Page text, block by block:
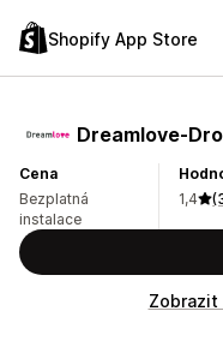
Shopify App Store
Cena
Bezplatná
instalace
1,4
Zobrazit